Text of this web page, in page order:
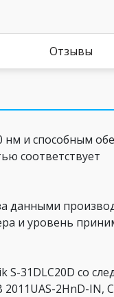
Отзывы
и способным
соответствует
данными
и уровень
S-31DLC20D со
2HnD-IN,